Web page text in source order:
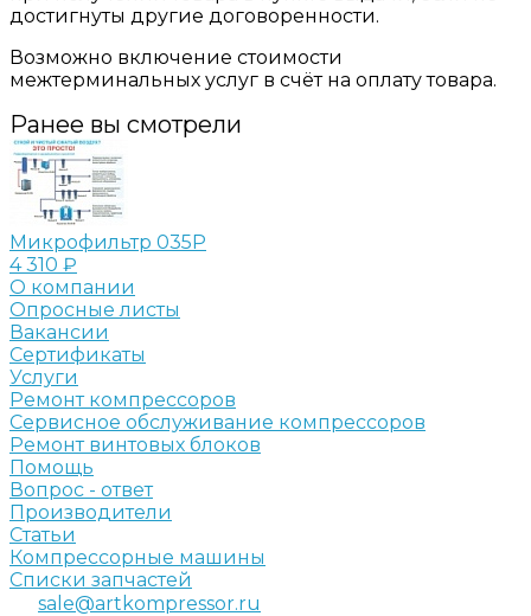
достигнуты другие договоренности.
Возможно включение стоимости
межтерминальных услуг в счёт на оплату товара.
Ранее вы смотрели
Микрофильтр 035P
4 310 ₽
О компании
Опросные листы
Вакансии
Сертификаты
Услуги
Ремонт компрессоров
Сервисное обслуживание компрессоров
Ремонт винтовых блоков
Помощь
Вопрос - ответ
Производители
Статьи
Компрессорные машины
Списки запчастей
sale@artkompressor.ru